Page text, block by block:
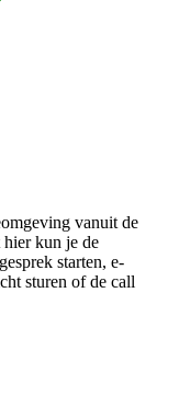
vanuit de
kun je de
starten, e-
sturen of de call